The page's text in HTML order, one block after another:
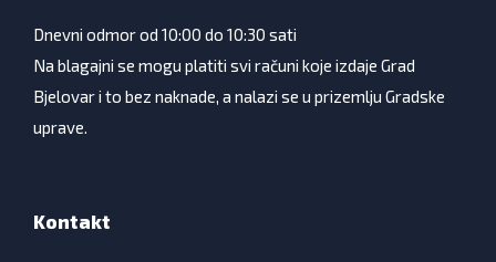
Dnevni odmor od 10:00 do 10:30 sati
Na blagajni se mogu platiti svi računi koje izdaje Grad
Bjelovar i to bez naknade, a nalazi se u prizemlju Gradske
uprave.
Kontakt